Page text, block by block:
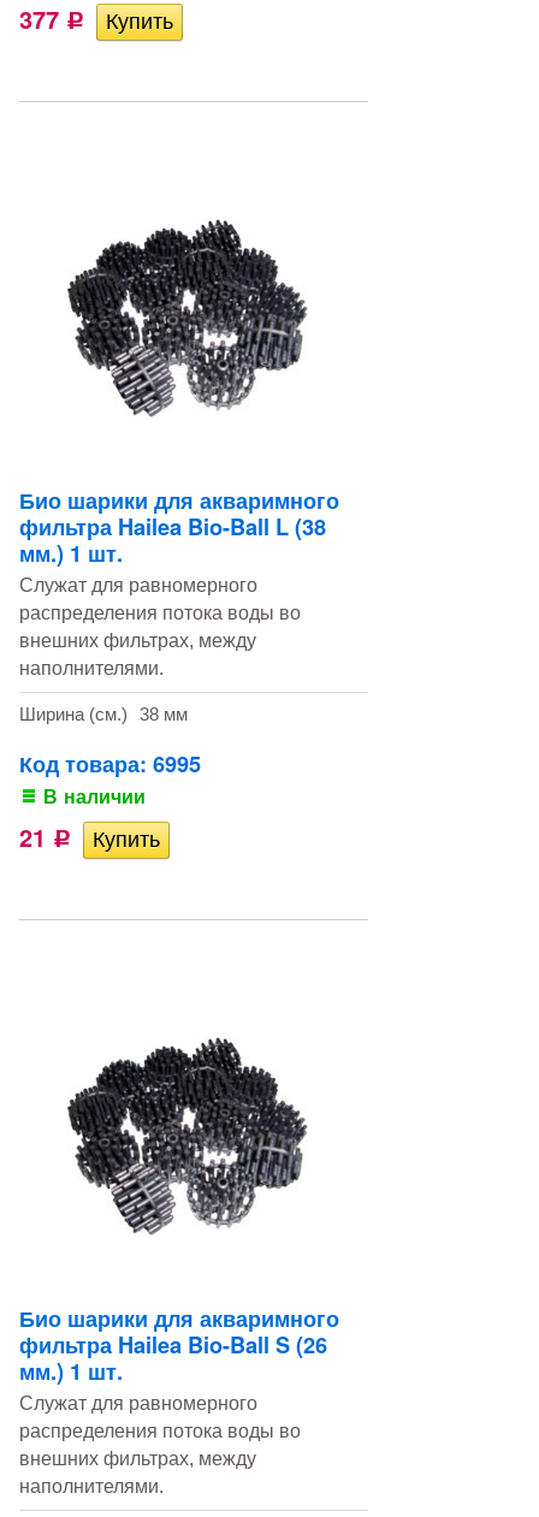
377 Р
Био шарики для акваримного
фильтра Hailea Bio-Ball L (38
мм.) 1 шт.
Служат для равномерного
распределения потока воды во
внешних фильтрах, между
наполнителями.
Ширина (см.) 38 мм
Код товара: 6995
В наличии
21 Р
Био шарики для акваримного
фильтра Hailea Bio-Ball S (26
мм.) 1 шт.
Служат для равномерного
распределения потока воды во
внешних фильтрах, между
наполнителями.